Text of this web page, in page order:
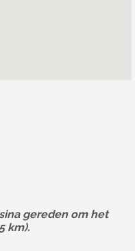
gereden om het
km).